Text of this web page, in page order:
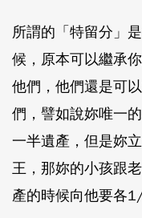
所謂的「特留分」
候，原本可以繼承
他們，他們還是可
們，譬如說妳唯一
一半遺產，但是妳
王，那妳的小孩跟
產的時候向他要各